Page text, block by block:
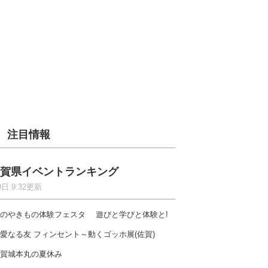
注目情報
県イベントランキング
9:32更新
やきもの体験フェスタ 遊びと学びと体験と!
なる友 フィンセント～動くゴッホ展(佐賀)
城本丸の夏休み